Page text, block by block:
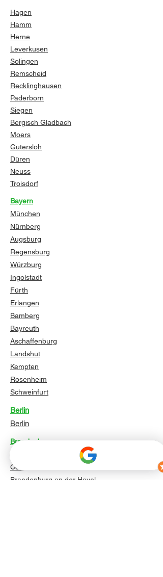
Hagen
Hamm
Herne
Leverkusen
Solingen
Remscheid
Recklinghausen
Paderborn
Siegen
Bergisch Gladbach
Moers
Gütersloh
Düren
Neuss
Troisdorf
Bayern
München
Nürnberg
Augsburg
Regensburg
Würzburg
Ingolstadt
Fürth
Erlangen
Bamberg
Bayreuth
Aschaffenburg
Landshut
Kempten
Rosenheim
Schweinfurt
Berlin
Berlin
Brandenburg
Cottbus
Brandenburg an der Havel